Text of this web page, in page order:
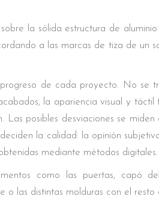
la sólida estructura de
a las marcas de tiza de un
de cada proyecto. No se
la apariencia visual y
posibles desviaciones se
la calidad: la opinión
mediante métodos digitales.
como las puertas, capó
o las distintas molduras con el